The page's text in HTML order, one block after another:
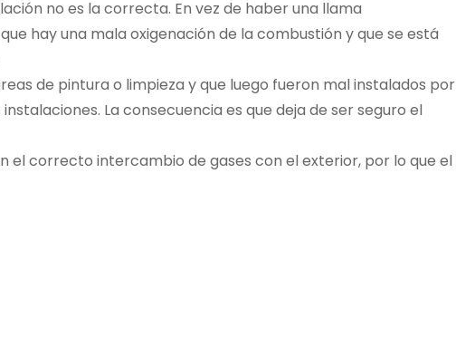
no es la correcta. En vez de haber una llama
hay una mala oxigenación de la combustión y que se está
de pintura o limpieza y que luego fueron mal instalados por
La consecuencia es que deja de ser seguro el
el correcto intercambio de gases con el exterior, por lo que el